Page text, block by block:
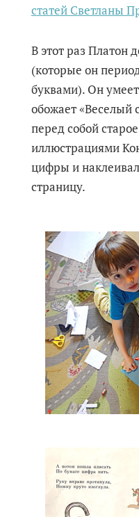
статей Светланы
В этот раз Платон
(которые он
буквами). Он
обожает «Веселый
перед собой
иллюстрациями
цифры и
страницу.